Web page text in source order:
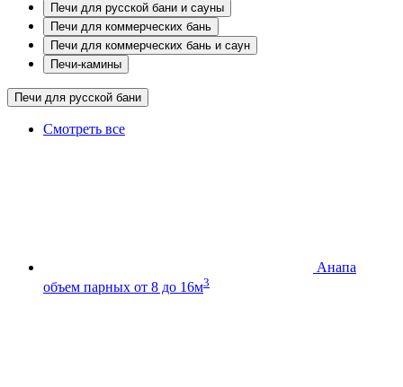
Печи для русской бани и сауны
Печи для коммерческих бань
Печи для коммерческих бань и саун
Печи-камины
Печи для русской бани
Смотреть все
Анапа
объем парных от 8 до 16м3